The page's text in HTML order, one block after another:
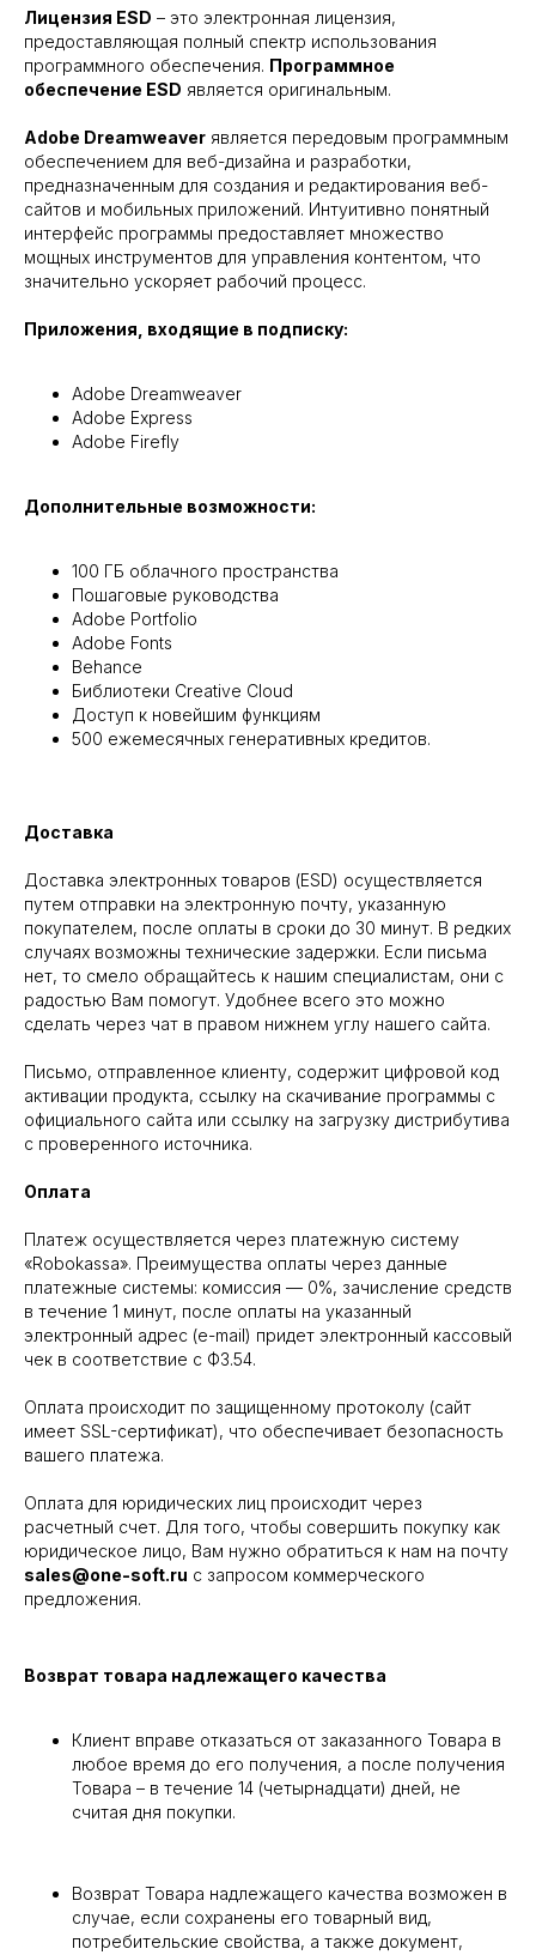
Лицензия ESD – это электронная лицензия,
предоставляющая полный спектр использования
программного обеспечения. Программное
обеспечение ESD является оригинальным.
Adobe Dreamweaver является передовым программным
обеспечением для веб-дизайна и разработки,
предназначенным для создания и редактирования веб-
сайтов и мобильных приложений. Интуитивно понятный
интерфейс программы предоставляет множество
мощных инструментов для управления контентом, что
значительно ускоряет рабочий процесс.
Приложения, входящие в подписку:
Adobe Dreamweaver
Adobe Express
Adobe Firefly
Дополнительные возможности:
100 ГБ облачного пространства
Пошаговые руководства
Adobe Portfolio
Adobe Fonts
Behance
Библиотеки Creative Cloud
Доступ к новейшим функциям
500 ежемесячных генеративных кредитов.
Доставка
Доставка электронных товаров (ESD) осуществляется
путем отправки на электронную почту, указанную
покупателем, после оплаты в сроки до 30 минут. В редких
случаях возможны технические задержки. Если письма
нет, то смело обращайтесь к нашим специалистам, они с
радостью Вам помогут. Удобнее всего это можно
сделать через чат в правом нижнем углу нашего сайта.
Письмо, отправленное клиенту, содержит цифровой код
активации продукта, ссылку на скачивание программы с
официального сайта или ссылку на загрузку дистрибутива
с проверенного источника.
Оплата
Платеж осуществляется через платежную систему
«Robokassa». Преимущества оплаты через данные
платежные системы: комиссия — 0%, зачисление средств
в течение 1 минут, после оплаты на указанный
электронный адрес (e-mail) придет электронный кассовый
чек в соответствие с ФЗ.54.
Оплата происходит по защищенному протоколу (сайт
имеет SSL-сертификат), что обеспечивает безопасность
вашего платежа.
Оплата для юридических лиц происходит через
расчетный счет. Для того, чтобы совершить покупку как
юридическое лицо, Вам нужно обратиться к нам на почту
sales@one-soft.ru с запросом коммерческого
предложения.
Возврат товара надлежащего качества
Клиент вправе отказаться от заказанного Товара в
любое время до его получения, а после получения
Товара – в течение 14 (четырнадцати) дней, не
считая дня покупки.
Возврат Товара надлежащего качества возможен в
случае, если сохранены его товарный вид,
потребительские свойства, а также документ,